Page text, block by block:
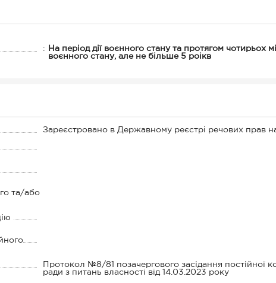
:
На період дії воєнного стану та протягом чотирьох
воєнного стану, але не більше 5 роікв
Зареєстровано в Державному реєстрі речових прав
та/або
Протокол №8/81 позачергового засідання постійної
ради з питань власності від 14.03.2023 року